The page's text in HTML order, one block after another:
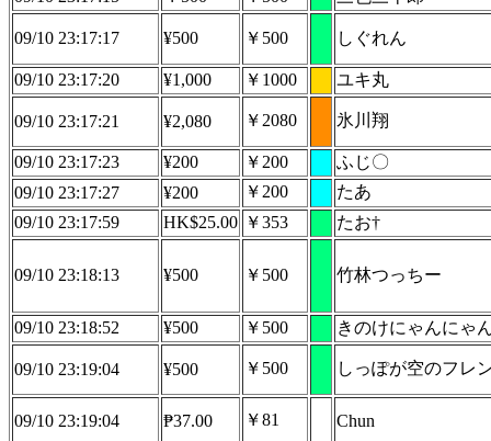
09/10 23:17:17 ¥500 ￥500 しぐれん
09/10 23:17:20 ¥1,000 ￥1000 ユキ丸
09/10 23:17:21 ¥2,080 ￥2080 氷川翔
09/10 23:17:23 ¥200 ￥200
ふじ〇
09/10 23:17:27
¥200 ￥200
たあ
09/10 23:17:59
HK$25.00 ￥353 たお†
09/10 23:18:13 ¥500 ￥500 竹林つっちー
09/10 23:18:52 ¥500 ￥500 きのけにゃんにゃ
09/10 23:19:04 ¥500 ￥500 しっぽが空のフレ
09/10 23:19:04 ₱37.00 ￥81 Chun